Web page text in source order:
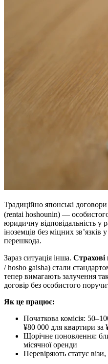
Традиційно японські
(rentai hoshounin) —
юридичну відповідальність у
іноземців без міцних
перешкода.
Зараз ситуація інша. Страхові
/ hosho gaisha) стали
тепер вимагають залучення
договір без особистого
Як це працює:
Початкова комісія:
¥80 000 для квартири за
Щорічне поновлення:
місячної оренди
Перевіряють статус візи,